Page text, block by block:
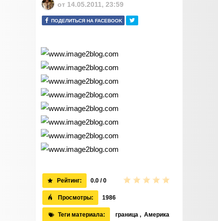
от 14.05.2011, 23:59
ПОДЕЛИТЬСЯ НА FACEBOOK
Рейтинг: 0.0 / 0
Просмотры: 1986
Теги материала: граница , Америка